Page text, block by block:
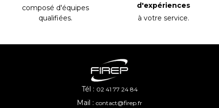
composé d'équipes
qualifiées.
d'expériences
à votre service.
Tél : 02 41 77 24 84
Mail : contact@firep.fr